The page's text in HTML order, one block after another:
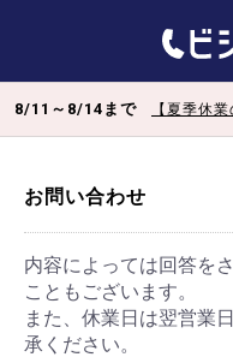
8/11～8/14まで 【夏季休
お問い合わせ
内容によっては回答を
こともございます。
また、休業日は翌営業
承ください。